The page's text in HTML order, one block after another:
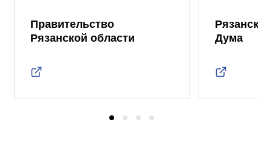
Правительство
Рязанской области
Дума